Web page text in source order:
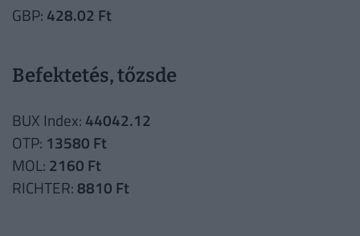
GBP: 428.02 Ft
Befektetés, tőzsde
BUX Index: 44042.12
OTP: 13580 Ft
MOL: 2160 Ft
RICHTER:8810 Ft